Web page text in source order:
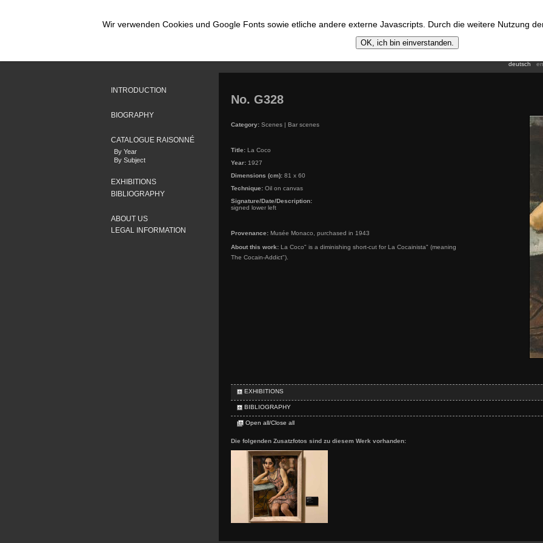
Wir verwenden Cookies und Google Fonts sowie etliche andere externe Javascripts. Durch die weitere Nutzung
OK, ich bin einverstanden.
deutsch
INTRODUCTION
BIOGRAPHY
CATALOGUE RAISONNÉ
By Year
By Subject
EXHIBITIONS
BIBLIOGRAPHY
ABOUT US
LEGAL INFORMATION
No. G328
Category: Scenes | Bar scenes
Title: La Coco
Year: 1927
Dimensions (cm): 81 x 60
Technique: Oil on canvas
Signature/Date/Description:
signed lower left
Provenance: Musée Monaco, purchased in 1943
About this work: La Coco" is a diminishing short-cut for La Cocainista" (meaning
The Cocain-Addict").
EXHIBITIONS
BIBLIOGRAPHY
Open all/Close all
Die folgenden Zusatzfotos sind zu diesem Werk vorhanden: